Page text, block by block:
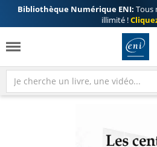
Bibliothèque Numérique ENI: Tous
illimité !